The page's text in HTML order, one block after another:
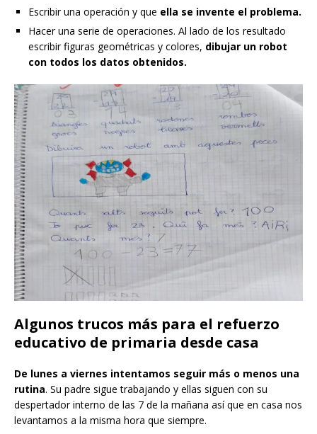
Escribir una operación y que ella se invente el problema.
Hacer una serie de operaciones. Al lado de los resultado
escribir figuras geométricas y colores, dibujar un robot
con todos los datos obtenidos.
Algunos trucos más para el refuerzo
educativo de primaria desde casa
De lunes a viernes intentamos seguir más o menos una
rutina. Su padre sigue trabajando y ellas siguen con su
despertador interno de las 7 de la mañana así que en casa nos
levantamos a la misma hora que siempre.